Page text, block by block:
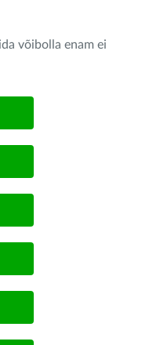
võibolla enam ei